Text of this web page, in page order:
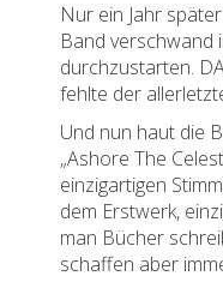
Nur ein Jahr
Band verschwand
durchzustarten.
fehlte der
Und nun haut die
„Ashore The
einzigartigen
dem Erstwerk,
man Bücher
schaffen aber